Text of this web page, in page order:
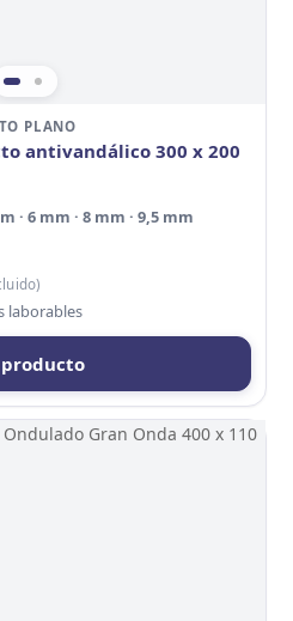
PLANO
antivandálico 300 x 200
· 6 mm · 8 mm · 9,5 mm
laborables